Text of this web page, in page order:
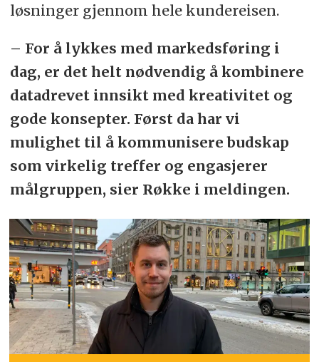
løsninger gjennom hele kundereisen.
– For å lykkes med markedsføring i
dag, er det helt nødvendig å kombinere
datadrevet innsikt med kreativitet og
gode konsepter. Først da har vi
mulighet til å kommunisere budskap
som virkelig treffer og engasjerer
målgruppen, sier Røkke i meldingen.